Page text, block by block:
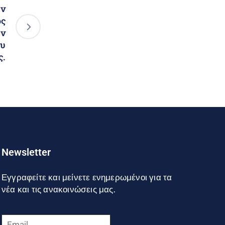
Newsletter
Εγγραφείτε και μείνετε ενημερωμένοι για τα
νέα και τις ανακοινώσεις μας.